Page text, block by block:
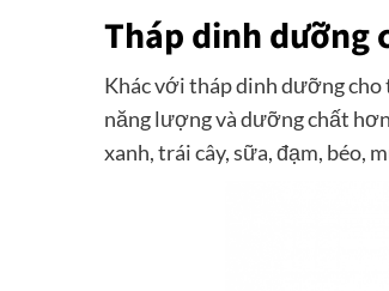
Tháp dinh dưỡng
Khác với tháp dinh dưỡng
năng lượng và dưỡng chất
xanh, trái cây, sữa, đạm, béo,